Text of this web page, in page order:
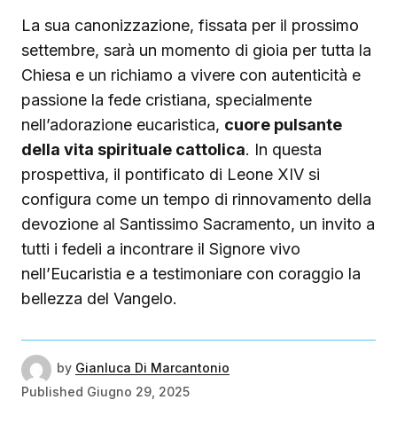
La sua canonizzazione, fissata per il prossimo
settembre, sarà un momento di gioia per tutta la
Chiesa e un richiamo a vivere con autenticità e
passione la fede cristiana, specialmente
nell’adorazione eucaristica, cuore pulsante
della vita spirituale cattolica. In questa
prospettiva, il pontificato di Leone XIV si
configura come un tempo di rinnovamento della
devozione al Santissimo Sacramento, un invito a
tutti i fedeli a incontrare il Signore vivo
nell’Eucaristia e a testimoniare con coraggio la
bellezza del Vangelo.
by Gianluca Di Marcantonio
Published Giugno 29, 2025